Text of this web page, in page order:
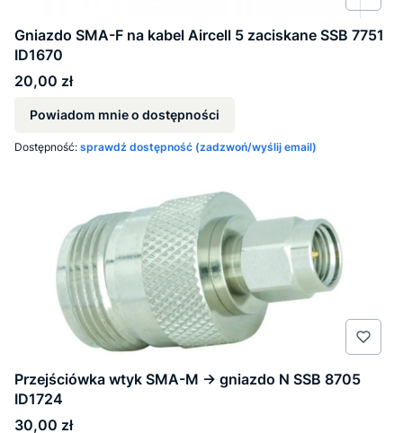
Gniazdo SMA-F na kabel Aircell 5 zaciskane SSB 7751
ID1670
Cena
20,00 zł
Powiadom mnie o dostępności
Dostępność: sprawdź dostępność (zadzwoń/wyślij email)
Przejściówka wtyk SMA-M -> gniazdo N SSB 8705
ID1724
Cena
30,00 zł